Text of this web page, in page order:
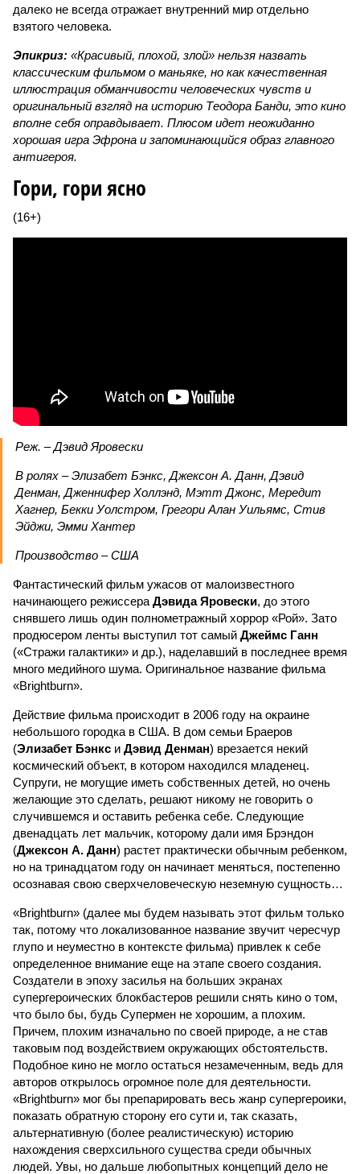
далеко не всегда отражает внутренний мир отдельно
взятого человека.
Эпикриз: «Красивый, плохой, злой» нельзя назвать
классическим фильмом о маньяке, но как качественная
иллюстрация обманчивости человеческих чувств и
оригинальный взгляд на историю Теодора Банди, это кино
вполне себя оправдывает. Плюсом идет неожиданно
хорошая игра Эфрона и запоминающийся образ главного
антигероя.
Гори, гори ясно
(16+)
Реж. – Дэвид Яровески
В ролях – Элизабет Бэнкс, Джексон А. Данн, Дэвид
Денман, Дженнифер Холлэнд, Мэтт Джонс, Мередит
Хагнер, Бекки Уолстром, Грегори Алан Уильямс, Стив
Эйджи, Эмми Хантер
Производство – США
Фантастический фильм ужасов от малоизвестного
начинающего режиссера Дэвида Яровески, до этого
снявшего лишь один полнометражный хоррор «Рой». Зато
продюсером ленты выступил тот самый Джеймс Ганн
(«Стражи галактики» и др.), наделавший в последнее время
много медийного шума. Оригинальное название фильма
«Brightburn».
Действие фильма происходит в 2006 году на окраине
небольшого городка в США. В дом семьи Браеров
(Элизабет Бэнкс и Дэвид Денман) врезается некий
космический объект, в котором находился младенец.
Супруги, не могущие иметь собственных детей, но очень
желающие это сделать, решают никому не говорить о
случившемся и оставить ребенка себе. Следующие
двенадцать лет мальчик, которому дали имя Брэндон
(Джексон А. Данн) растет практически обычным ребенком,
но на тринадцатом году он начинает меняться, постепенно
осознавая свою сверхчеловеческую неземную сущность…
«Brightburn» (далее мы будем называть этот фильм только
так, потому что локализованное название звучит чересчур
глупо и неуместно в контексте фильма) привлек к себе
определенное внимание еще на этапе своего создания.
Создатели в эпоху засилья на больших экранах
супергероических блокбастеров решили снять кино о том,
что было бы, будь Супермен не хорошим, а плохим.
Причем, плохим изначально по своей природе, а не став
таковым под воздействием окружающих обстоятельств.
Подобное кино не могло остаться незамеченным, ведь для
авторов открылось огромное поле для деятельности.
«Brightburn» мог бы препарировать весь жанр супергероики,
показать обратную сторону его сути и, так сказать,
альтернативную (более реалистическую) историю
нахождения сверхсильного существа среди обычных
людей. Увы, но дальше любопытных концепций дело не